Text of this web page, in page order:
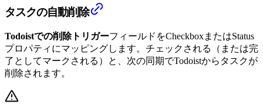
タスクの自動削除
Todoistでの削除トリガーフィールドをCheckboxまたはStatus
プロパティにマッピングします。チェックされる（または完
了としてマークされる）と、次の同期でTodoistからタスクが
削除されます。